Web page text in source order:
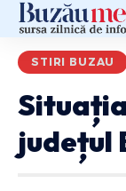
STIRI BUZAU
județul